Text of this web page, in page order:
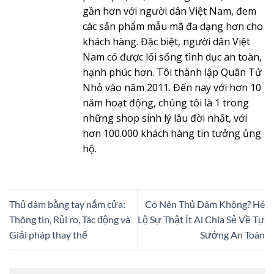
gần hơn với người dân Việt Nam, đem
các sản phẩm mẫu mã đa dạng hơn cho
khách hàng. Đặc biệt, người dân Việt
Nam có được lối sống tình dục an toàn,
hạnh phúc hơn. Tôi thành lập Quân Tử
Nhỏ vào năm 2011. Đến nay với hơn 10
năm hoạt động, chúng tôi là 1 trong
những shop sinh lý lâu đời nhất, với
hơn 100.000 khách hàng tin tưởng ủng
hộ.
Thủ dâm bằng tay nắm cửa:
Thông tin, Rủi ro, Tác động và
Giải pháp thay thế
Có Nên Thủ Dâm Không? Hé
Lộ Sự Thật Ít Ai Chia Sẻ Về Tự
Sướng An Toàn